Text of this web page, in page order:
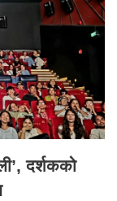
दर्शकको